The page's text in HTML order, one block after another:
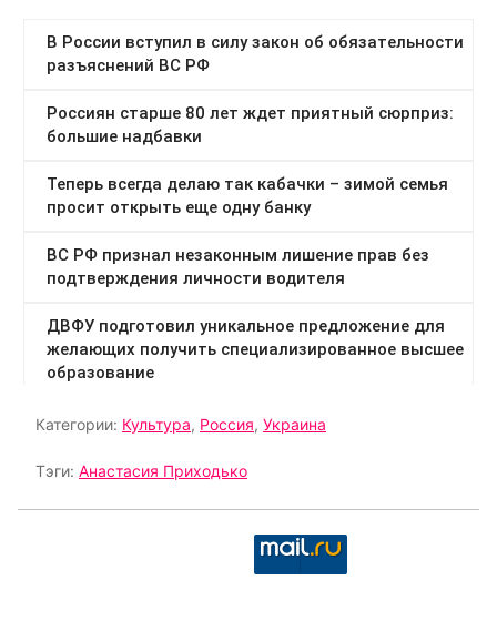
Категории: Культура, Россия, Украина
Тэги: Анастасия Приходько